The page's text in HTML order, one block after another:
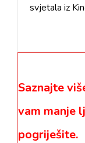
svjetala iz
Saznajte
vam manje
pogriješite.